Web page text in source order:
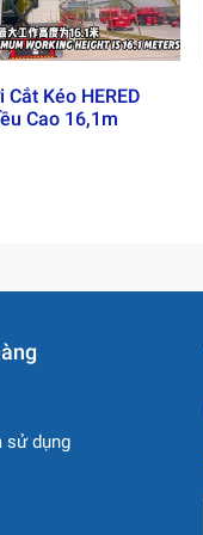
Kéo HERED
Cao 16,1m
sử dụng